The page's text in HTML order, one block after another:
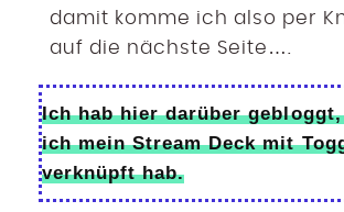
damit komme ich also per
auf die nächste Seite….
Ich hab hier darüber
ich mein Stream Deck mit
verknüpft hab.